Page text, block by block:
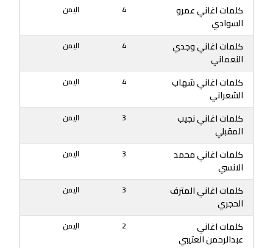
كلمات اغاني عمرو
السوادي
4 اليمن
كلمات اغاني وجدي
النعماني
4 اليمن
كلمات اغاني شهاب
الشعراني
4 اليمن
كلمات اغاني نجيب
المقبلي
3 اليمن
كلمات اغاني محمد
الانسي
3 اليمن
كلمات اغاني المترف
الحجري
3 اليمن
كلمات اغاني
عبدالرحمن العتيبي
2 اليمن